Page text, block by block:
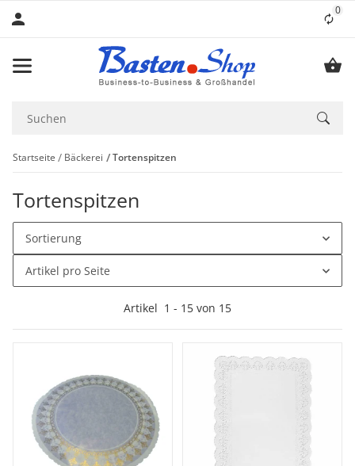
0
Startseite Bäckerei Tortenspitzen
Tortenspitzen
Sortierung
Artikel pro Seite
Artikel 1 - 15 von 15